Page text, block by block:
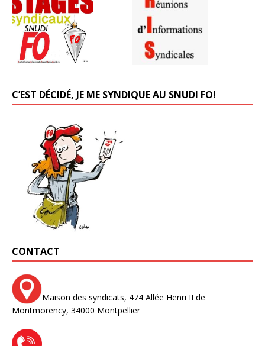
C’EST DÉCIDÉ, JE ME SYNDIQUE AU SNUDI FO!
CONTACT
Maison des syndicats, 474 Allée Henri II de
Montmorency, 34000 Montpellier